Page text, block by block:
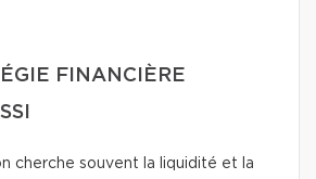
FINANCIÈRE
cherche souvent la liquidité et la